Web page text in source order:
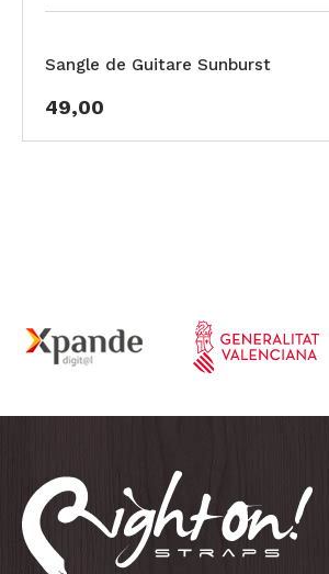
Sangle de Guitare Sunburst
49,00